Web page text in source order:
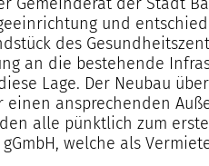
und
des
an die bestehende
Lage. Der Neubau
ansprechenden
alle pünktlich zum
welche als